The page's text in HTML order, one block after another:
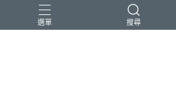
選單 搜尋